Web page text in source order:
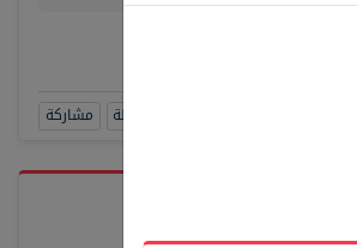
أضف إلى المفضلة مشاركة